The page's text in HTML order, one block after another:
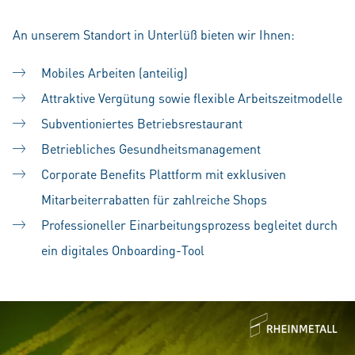
An unserem Standort in Unterlüß bieten wir Ihnen:
Mobiles Arbeiten (anteilig)
Attraktive Vergütung sowie flexible Arbeitszeitmodelle
Subventioniertes Betriebsrestaurant
Betriebliches Gesundheitsmanagement
Corporate Benefits Plattform mit exklusiven
Mitarbeiterrabatten für zahlreiche Shops
Professioneller Einarbeitungsprozess begleitet durch
ein digitales Onboarding-Tool